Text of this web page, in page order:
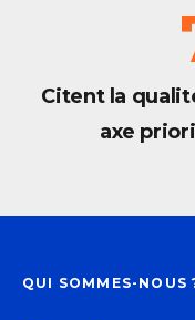
Citent la
axe
QUI SOMMES-NOUS